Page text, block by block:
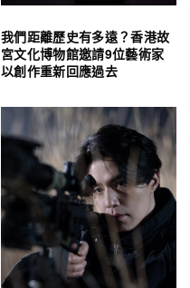
我們距離歷史有多遠？香港故
宮文化博物館邀請9位藝術家
以創作重新回應過去